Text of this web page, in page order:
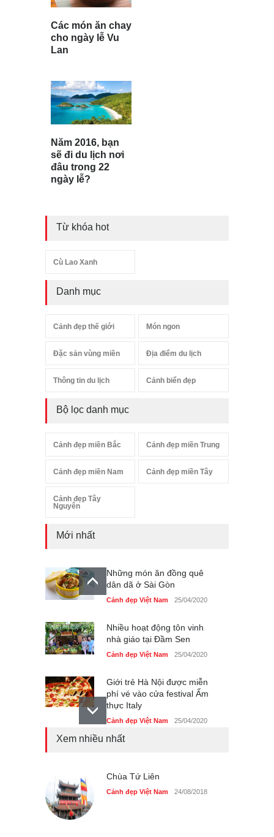
Các món ăn chay
cho ngày lễ Vu
Lan
Năm 2016, bạn
sẽ đi du lịch nơi
đâu trong 22
ngày lễ?
Từ khóa hot
Cù Lao Xanh
Danh mục
Cảnh đẹp thế giới Món ngon
Đặc sản vùng miền Địa điểm du lịch
Thông tin du lịch Cảnh biển đẹp
Bộ lọc danh mục
Cảnh đẹp miền Bắc Cảnh đẹp miền Trung
Cảnh đẹp miền Nam Cảnh đẹp miền Tây
Cảnh đẹp Tây
Nguyên
Mới nhất
Những món ăn đồng quê
dân dã ở Sài Gòn
Cảnh đẹp Việt Nam 25/04/2020
Nhiều hoạt động tôn vinh
nhà giáo tại Đầm Sen
Cảnh đẹp Việt Nam 25/04/2020
Giới trẻ Hà Nội được miễn
phí vé vào cửa festival Ẩm
thực Italy
Cảnh đẹp Việt Nam 25/04/2020
Cảnh đẹp Việt Nam
Xem nhiều nhất
Chùa Tứ Liên
Cảnh đẹp Việt Nam 24/08/2018